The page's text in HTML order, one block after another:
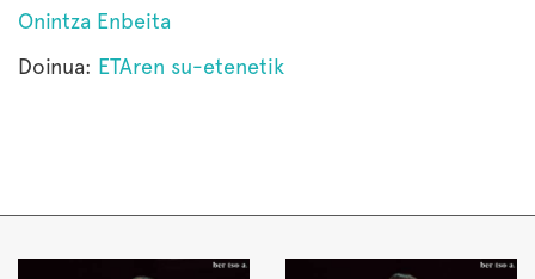
Onintza Enbeita
Doinua: ETAren su-etenetik